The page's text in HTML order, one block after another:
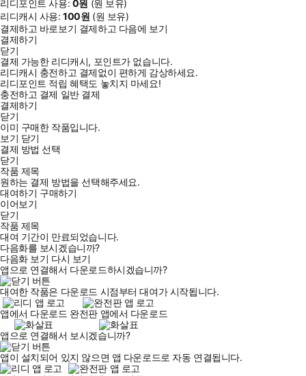
리디포인트 사용: 0원 (원 보유)
리디캐시 사용:100원 (원 보유)
결제하고 바로보기 결제하고 다음에 보기
결제하기
닫기
결제 가능한 리디캐시, 포인트가 없습니다.
리디캐시 충전하고 결제없이 편하게 감상하세요.
리디포인트 적립 혜택도 놓치지 마세요!
충전하고 결제 일반 결제
결제하기
닫기
이미 구매한 작품입니다.
보기 닫기
결제 방법 선택
닫기
작품 제목
원하는 결제 방법을 선택해주세요.
대여하기 구매하기
이어보기
닫기
작품 제목
대여 기간이 만료되었습니다.
다음화를 보시겠습니까?
다음화 보기 다시 보기
앱으로 연결해서 다운로드하시겠습니까?
대여한 작품은 다운로드 시점부터 대여가 시작됩니다.
앱에서 다운로드 완전판 앱에서 다운로드
앱으로 연결해서 보시겠습니까?
앱이 설치되어 있지 않으면 앱 다운로드로 자동 연결됩니다.